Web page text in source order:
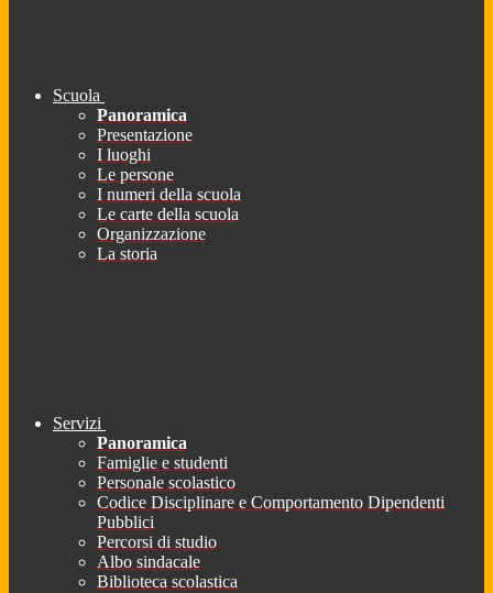
Scuola
Panoramica
Presentazione
I luoghi
Le persone
I numeri della scuola
Le carte della scuola
Organizzazione
La storia
Servizi
Panoramica
Famiglie e studenti
Personale scolastico
Codice Disciplinare e Comportamento Dipendenti
Pubblici
Percorsi di studio
Albo sindacale
Biblioteca scolastica